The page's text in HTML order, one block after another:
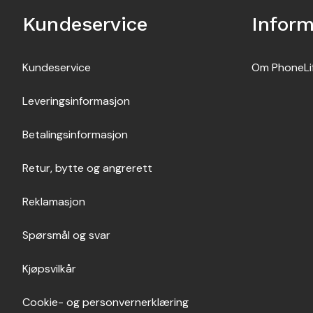
Kundeservice
Kundeservice
Leveringsinformasjon
Betalingsinformasjon
Retur, bytte og angrerett
Reklamasjon
Spørsmål og svar
Kjøpsvilkår
Cookie- og personvernerklæring
Om